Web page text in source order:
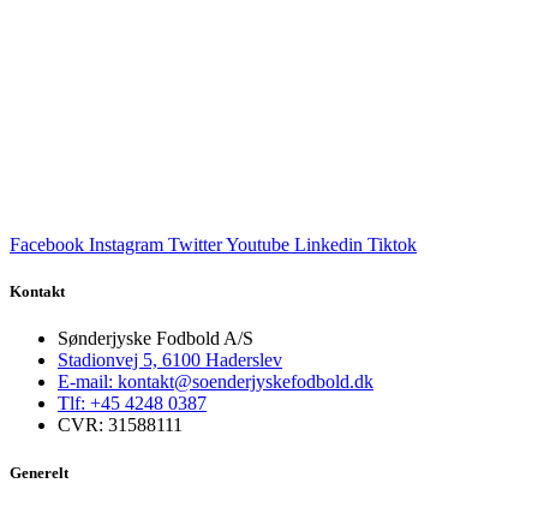
Facebook Instagram TwitterYoutube Linkedin Tiktok
Kontakt
Sønderjyske Fodbold A/S
Stadionvej 5, 6100 Haderslev
E-mail: kontakt@soenderjyskefodbold.dk
Tlf: +45 4248 0387
CVR: 31588111
Generelt